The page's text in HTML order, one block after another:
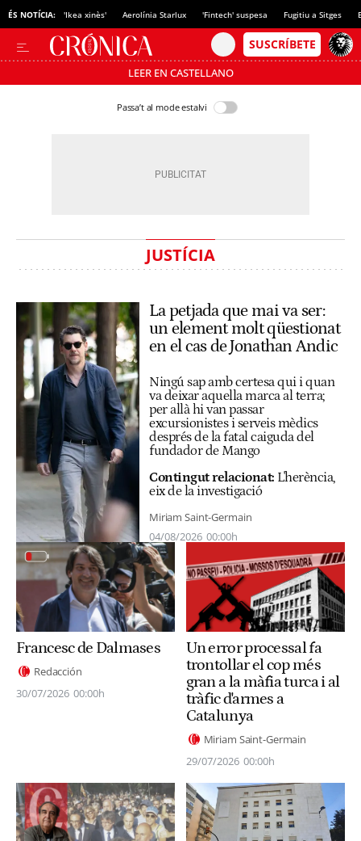
ÉS NOTÍCIA: 'Ikea xinès' Aerolínia Starlux 'Fintech' suspesa Fugitiu a Sitges
LEER EN CASTELLANO
Passa’t al mode estalvi
JUSTÍCIA
La petjada que mai va ser:
un element molt qüestionat
en el cas de Jonathan Andic
Ningú sap amb certesa qui i quan
va deixar aquella marca al terra;
per allà hi van passar
excursionistes i serveis mèdics
després de la fatal caiguda del
fundador de Mango
Contingut relacionat: L'herència,
eix de la investigació
Miriam Saint-Germain
04/08/2026 00:00h
Francesc de Dalmases
Redacción
30/07/2026 00:00h
Un error processal fa
trontollar el cop més
gran a la màfia turca i al
tràfic d'armes a
Catalunya
Miriam Saint-Germain
29/07/2026 00:00h